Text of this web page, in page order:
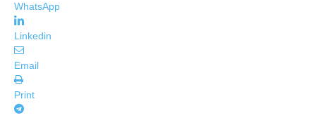
WhatsApp
Linkedin
Email
Print